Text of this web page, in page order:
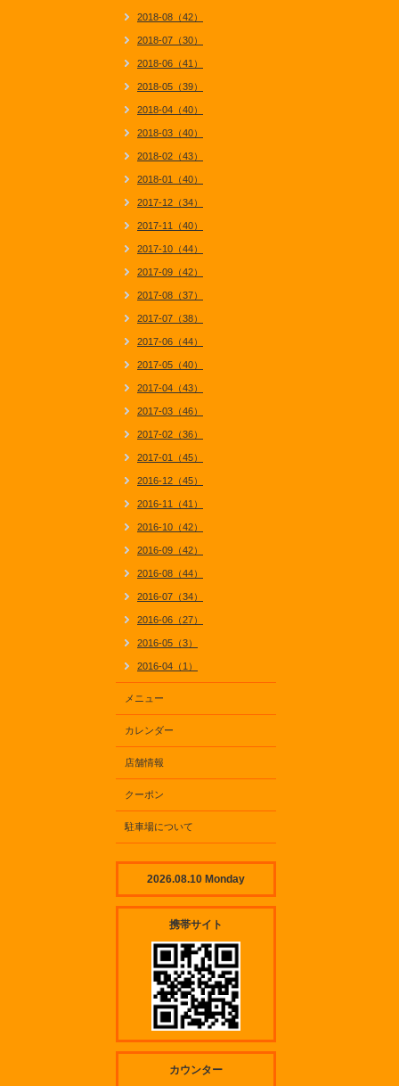
2018-08（42）
2018-07（30）
2018-06（41）
2018-05（39）
2018-04（40）
2018-03（40）
2018-02（43）
2018-01（40）
2017-12（34）
2017-11（40）
2017-10（44）
2017-09（42）
2017-08（37）
2017-07（38）
2017-06（44）
2017-05（40）
2017-04（43）
2017-03（46）
2017-02（36）
2017-01（45）
2016-12（45）
2016-11（41）
2016-10（42）
2016-09（42）
2016-08（44）
2016-07（34）
2016-06（27）
2016-05（3）
2016-04（1）
メニュー
カレンダー
店舗情報
クーポン
駐車場について
2026.08.10 Monday
携帯サイト
カウンター